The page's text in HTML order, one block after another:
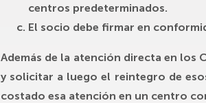
centros predeterminados.
El socio debe firmar en
Además de la atención directa en
y solicitar a luego el reintegro de
costado esa atención en un centro